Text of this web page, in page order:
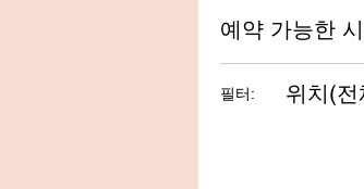
예약 가능한
필터: 위치(전